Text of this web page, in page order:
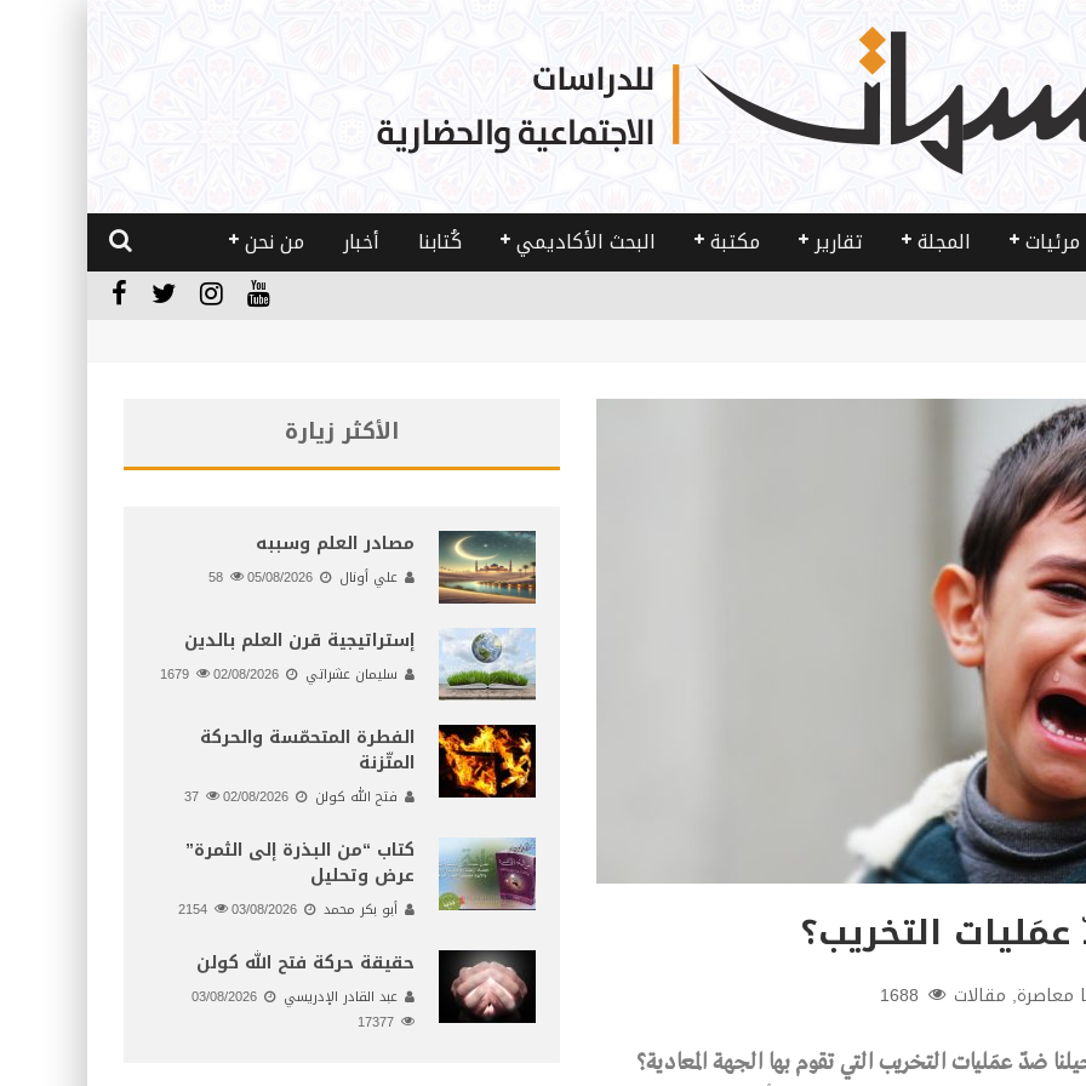
مرئيات المجلة تقارير مكتبة البحث الأكاديمي كُتابنا أخبار من نحن
التخريب؟
معاصرة, مقالات
ضدّ عمَليات التخريب التي تقوم بها الجهة المعادية؟
الأكثر زيارة
مصادر العلم وسببه
علي أونال 05/08/2026
إستراتيجية قرن العلم بالدين
سليمان عشراتي 02/08/2026
الفطرة المتحمّسة والحركة
المتّزنة
فتح الله كولن 02/08/2026
كتاب “من البذرة إلى الثمرة”
عرض وتحليل
أبو بكر محمد 03/08/2026
حقيقة حركة فتح الله كولن
عبد القادر الإدريسي
03/08/2026